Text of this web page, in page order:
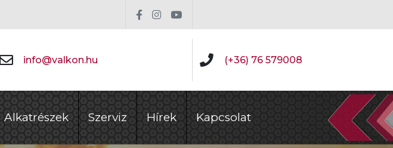
info@valkon.hu (+36) 76 579008
Alkatrészek Szerviz Hírek Kapcsolat